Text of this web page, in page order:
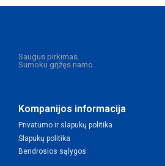
Saugus pirkimas.
Sumoku grįžęs namo.
Kompanijos informacija
Privatumo ir slapukų politika
Slapukų politika
Bendrosios sąlygos